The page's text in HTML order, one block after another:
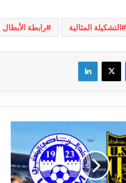
التشكيلة المثالية رابطة الأبطال
فيسبوك ‫X لينكدإن